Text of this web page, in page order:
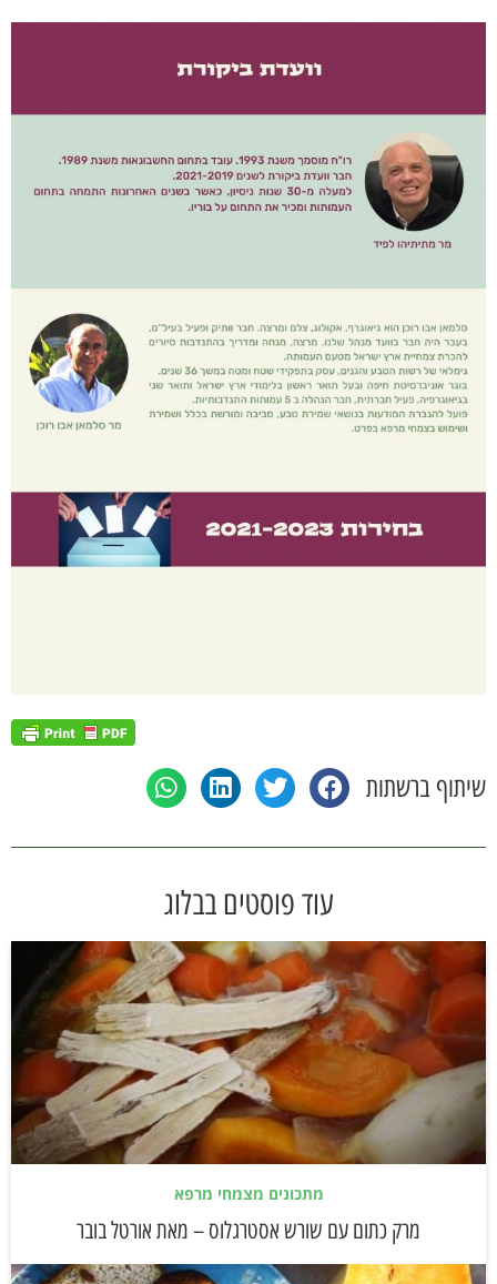
שיתוף ברשתות
עוד פוסטים בבלוג
מתכונים מצמחי מרפא
מרק כתום עם שורש אסטרגלוס – מאת אורטל בובר